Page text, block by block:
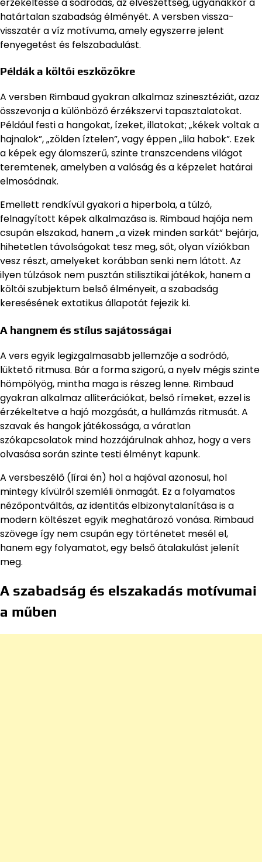
határtalan szabadság élményét. A versben vissza-
visszatér a víz motívuma, amely egyszerre jelent
fenyegetést és felszabadulást.
Példák a költői eszközökre
A versben Rimbaud gyakran alkalmaz szinesztéziát, azaz
összevonja a különböző érzékszervi tapasztalatokat.
Például festi a hangokat, ízeket, illatokat; „kékek voltak a
hajnalok”, „zölden íztelen”, vagy éppen „lila habok”. Ezek
a képek egy álomszerű, szinte transzcendens világot
teremtenek, amelyben a valóság és a képzelet határai
elmosódnak.
Emellett rendkívül gyakori a hiperbola, a túlzó,
felnagyított képek alkalmazása is. Rimbaud hajója nem
csupán elszakad, hanem „a vizek minden sarkát” bejárja,
hihetetlen távolságokat tesz meg, sőt, olyan víziókban
vesz részt, amelyeket korábban senki nem látott. Az
ilyen túlzások nem pusztán stilisztikai játékok, hanem a
költői szubjektum belső élményeit, a szabadság
keresésének extatikus állapotát fejezik ki.
A hangnem és stílus sajátosságai
A vers egyik legizgalmasabb jellemzője a sodródó,
lüktető ritmusa. Bár a forma szigorú, a nyelv mégis szinte
hömpölyög, mintha maga is részeg lenne. Rimbaud
gyakran alkalmaz alliterációkat, belső rímeket, ezzel is
érzékeltetve a hajó mozgását, a hullámzás ritmusát. A
szavak és hangok játékossága, a váratlan
szókapcsolatok mind hozzájárulnak ahhoz, hogy a vers
olvasása során szinte testi élményt kapunk.
A versbeszélő (lírai én) hol a hajóval azonosul, hol
mintegy kívülről szemléli önmagát. Ez a folyamatos
nézőpontváltás, az identitás elbizonytalanítása is a
modern költészet egyik meghatározó vonása. Rimbaud
szövege így nem csupán egy történetet mesél el,
hanem egy folyamatot, egy belső átalakulást jelenít
meg.
A szabadság és elszakadás motívumai
a műben